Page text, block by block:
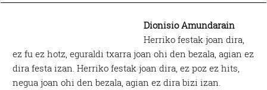
Dionisio Amundarain
Herriko festak joan dira,
ez fu ez hotz, eguraldi txarra joan ohi den bezala, agian ez
dira festa izan. Herriko festak joan dira, ez poz ez hits,
negua joan ohi den bezala, agian ez dira bizi izan.